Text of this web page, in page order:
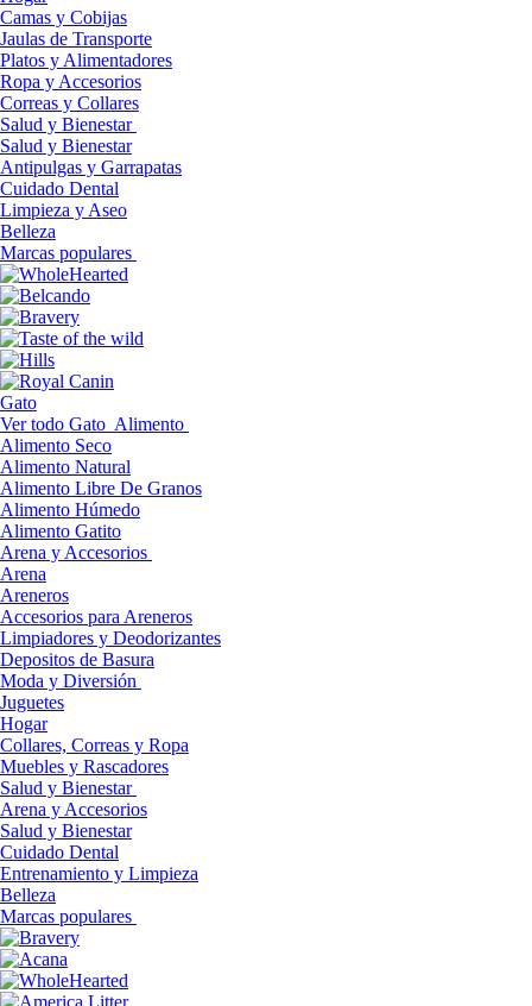
Camas y Cobijas
Jaulas de Transporte
Platos y Alimentadores
Ropa y Accesorios
Correas y Collares
Salud y Bienestar
Salud y Bienestar
Antipulgas y Garrapatas
Cuidado Dental
Limpieza y Aseo
Belleza
Marcas populares
Gato
Ver todo Gato Alimento
Alimento Seco
Alimento Natural
Alimento Libre De Granos
Alimento Húmedo
Alimento Gatito
Arena y Accesorios
Arena
Areneros
Accesorios para Areneros
Limpiadores y Deodorizantes
Depositos de Basura
Moda y Diversión
Juguetes
Hogar
Collares, Correas y Ropa
Muebles y Rascadores
Salud y Bienestar
Arena y Accesorios
Salud y Bienestar
Cuidado Dental
Entrenamiento y Limpieza
Belleza
Marcas populares